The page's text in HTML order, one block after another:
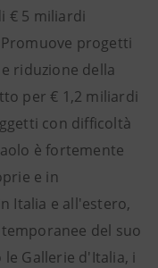
€ 5 miliardi
progetti
riduzione della
per € 1,2 miliardi
con difficoltà
è fortemente
e in
Italia e all'estero,
del suo
Gallerie d'Italia, i